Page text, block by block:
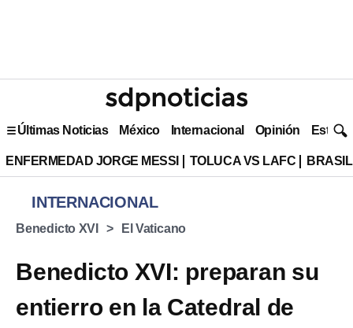
Últimas Noticias México Internacional Opinión Estilo
ENFERMEDAD JORGE MESSI TOLUCA VS LAFC
INTERNACIONAL
Benedicto XVI El Vaticano
Benedicto XVI: preparan su
entierro en la Catedral de